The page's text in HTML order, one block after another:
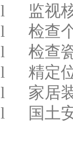
l 监视核
l 检查个
l 检查瓷
l 精定位
l 家居装
l 国土安